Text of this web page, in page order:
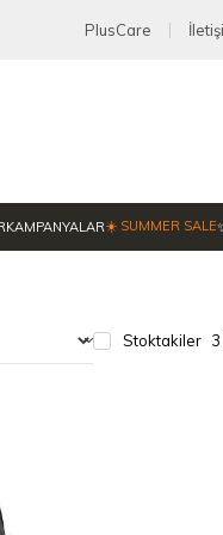
PlusCare
KAMPANYALAR☀️ SUMMER SALE
Stoktakiler